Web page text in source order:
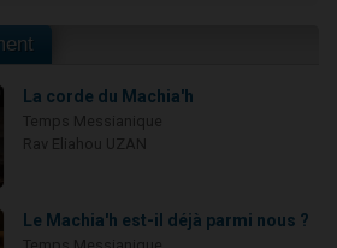
La corde du Machia'h
Le Machia'h est-il déjà parmi nous ?